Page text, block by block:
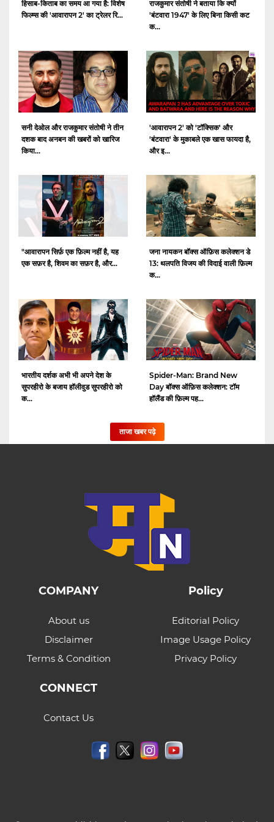
हिसाब-किताब का समय आ गया है: विशेष
फिल्म्स की 'आवारापन 2' का ट्रेलर रि...
राजकुमार संतोषी ने बताया कि क्यों
'बंटवारा 1947' के लिए बिना किसी कट
क...
सनी देओल और राजकुमार संतोषी ने तीन
दशक बाद अनबन की खबरों को खारिज
किया...
'आवारापन 2' को 'टॉक्सिक' और
'बंटवारा' के मुकाबले एक खास फायदा है,
और इ...
"आवारापन सिर्फ़ एक फ़िल्म नहीं है, यह
एक सफ़र है, शिवम का सफ़र है, और...
जना नायकन बॉक्स ऑफ़िस कलेक्शन डे
13: थलपति विजय की विदाई वाली फ़िल्म
क...
भारतीय दर्शक अभी भी अपने देश के
सुपरहीरो के बजाय हॉलीवुड सुपरहीरो को
क...
Spider-Man: Brand New
Day बॉक्स ऑफ़िस कलेक्शन: टॉम
हॉलैंड की फ़िल्म पह...
ताजा खबर पढ़े
COMPANY
About us
Disclaimer
Terms & Condition
Policy
Editorial Policy
Image Usage Policy
Privacy Policy
CONNECT
Contact Us